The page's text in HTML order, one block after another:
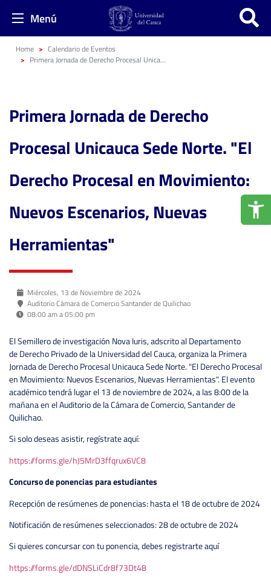
Menú
Home
Calendario de Eventos
Primera Jornada de Derecho Procesal Unicauca Sede Norte. "El Derecho Procesal en Movimiento: Nuevos Escenarios, Nuevas Herramientas"
Primera Jornada de Derecho
Procesal Unicauca Sede Norte. "El
Derecho Procesal en Movimiento:
Nuevos Escenarios, Nuevas
Herramientas"
Miércoles, 13 de Noviembre de 2024
Auditorio Cámara de Comercio Santander de Quilichao
08:00 am a 05:00 pm
El Semillero de investigación Nova Iuris, adscrito al Departamento
de Derecho Privado de la Universidad del Cauca, organiza la Primera
Jornada de Derecho Procesal Unicauca Sede Norte. "El Derecho Procesal
en Movimiento: Nuevos Escenarios, Nuevas Herramientas". El evento
académico tendrá lugar el 13 de noviembre de 2024, a las 8:00 de la
mañana en el Auditorio de la Cámara de Comercio, Santander de
Quilichao.
Si solo deseas asistir, regístrate aquí:
https://forms.gle/hJ5MrD3ffqrux6VC8
Concurso de ponencias para estudiantes
Recepción de resúmenes de ponencias: hasta el 18 de octubre de 2024
Notificación de resúmenes seleccionados: 28 de octubre de 2024
Si quieres concursar con tu ponencia, debes registrarte aquí
https://forms.gle/dDNSLiCdr8f73Dt48